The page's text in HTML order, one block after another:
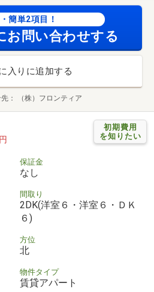
簡単2項目！
お問い合わせする
入りに追加する
（株）フロンティア
初期費用
を知りたい
保証金
なし
間取り
2DK(洋室６・洋室６・ＤＫ
６)
方位
北
物件タイプ
賃貸アパート